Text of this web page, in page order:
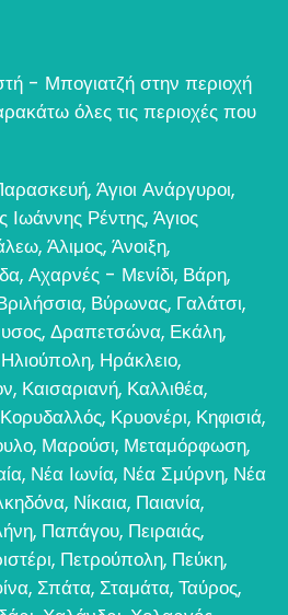
- Μπογιατζή στην περιοχή
όλες τις περιοχές που
, Άγιοι Ανάργυροι,
Ιωάννης Ρέντης, Άγιος
, Άλιμος, Άνοιξη,
, Αχαρνές - Μενίδι, Βάρη,
, Βύρωνας, Γαλάτσι,
, Δραπετσώνα, Εκάλη,
Ηλιούπολη, Ηράκλειο,
, Καισαριανή, Καλλιθέα,
Κορυδαλλός, Κρυονέρι, Κηφισιά,
, Μαρούσι, Μεταμόρφωση,
, Νέα Ιωνία, Νέα Σμύρνη, Νέα
, Νίκαια, Παιανία,
, Παπάγου, Πειραιάς,
, Πετρούπολη, Πεύκη,
, Σπάτα, Σταμάτα, Ταύρος,